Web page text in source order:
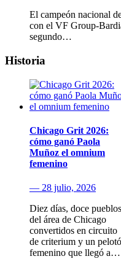
El campeón nacional
con el VF Group-
segundo…
Historia
Chicago Grit 2026:
cómo ganó Paola
Muñoz el omnium
femenino
— 28 julio, 2026
Diez días, doce pueblos
del área de Chicago
convertidos en circuito
de criterium y un
femenino que llegó a…